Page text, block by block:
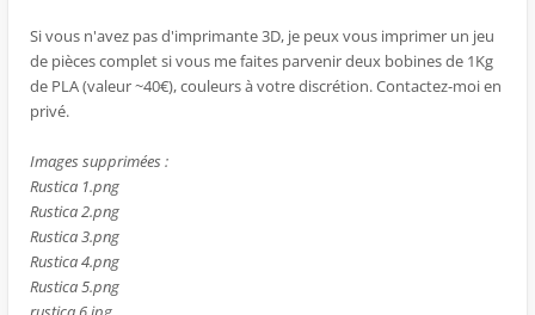
Si vous n'avez pas d'imprimante 3D, je peux vous imprimer un jeu
de pièces complet si vous me faites parvenir deux bobines de 1Kg
de PLA (valeur ~40€), couleurs à votre discrétion. Contactez-moi en
privé.
Images supprimées :
Rustica 1.png
Rustica 2.png
Rustica 3.png
Rustica 4.png
Rustica 5.png